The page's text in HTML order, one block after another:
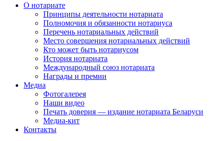
О нотариате
Принципы деятельности нотариата
Полномочия и обязанности нотариуса
Перечень нотариальных действий
Место совершения нотариальных действий
Кто может быть нотариусом
История нотариата
Международный союз нотариата
Награды и премии
Медиа
Фотогалерея
Наши видео
Печать доверия — издание нотариата Беларуси
Медиа-кит
Контакты